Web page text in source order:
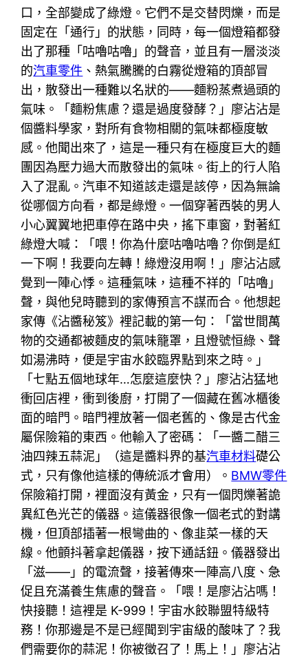
口，全部變成了綠燈。它們不是交替閃爍，而是
固定在「通行」的狀態，同時，每一個燈箱都發
出了那種「咕嚕咕嚕」的聲音，並且有一層淡淡
的汽車零件 、熱氣騰騰的白霧從燈箱的頂部冒
出，散發出一種難以名狀的——麵粉蒸煮過頭的
氣味。「麵粉焦慮？還是過度發酵？」廖沾沾是
個醬料學家，對所有食物相關的氣味都極度敏
感。他聞出來了，這是一種只有在極度巨大的麵
團因為壓力過大而散發出的氣味。街上的行人陷
入了混亂。汽車不知道該走還是該停，因為無論
從哪個方向看，都是綠燈。一個穿著西裝的男人
小心翼翼地把車停在路中央，搖下車窗，對著紅
綠燈大喊：「喂！你為什麼咕嚕咕嚕？你倒是紅
一下啊！我要向左轉！綠燈沒用啊！」廖沾沾感
覺到一陣心悸。這種氣味，這種不祥的「咕嚕」
聲，與他兒時聽到的家傳預言不謀而合。他想起
家傳《沾醬秘笈》裡記載的第一句：「當世間萬
物的交通都被麵皮的氣味籠罩，且燈號恒綠、聲
如湯沸時，便是宇宙水餃臨界點到來之時。」
「七點五個地球年…怎麼這麼快？」廖沾沾猛地
衝回店裡，衝到後廚，打開了一個藏在舊冰櫃後
面的暗門。暗門裡放著一個老舊的、像是古代金
屬保險箱的東西。他輸入了密碼：「一醬二醋三
油四辣五蒜泥」（這是醬料界的基汽車材料礎公
式，只有像他這樣的傳統派才會用）。 BMW零件
保險箱打開，裡面沒有黃金，只有一個閃爍著詭
異紅色光芒的儀器。這儀器很像一個老式的對講
機，但頂部插著一根彎曲的、像韭菜一樣的天
線。他顫抖著拿起儀器，按下通話鈕。儀器發出
「滋——」的電流聲，接著傳來一陣高八度、急
促且充滿養生焦慮的聲音。「喂！是廖沾沾嗎！
快接聽！這裡是 K-999！宇宙水餃聯盟特級特
務！你那邊是不是已經聞到宇宙級的酸味了？我
們需要你的蒜泥！你被徵召了！馬上！」廖沾沾